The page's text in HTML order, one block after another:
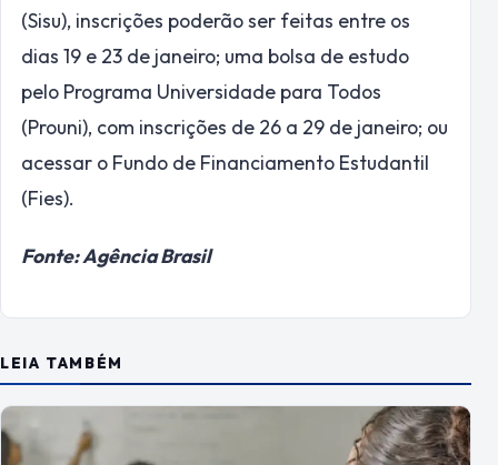
(Sisu), inscrições poderão ser feitas entre os
dias 19 e 23 de janeiro; uma bolsa de estudo
pelo Programa Universidade para Todos
(Prouni), com inscrições de 26 a 29 de janeiro; ou
acessar o Fundo de Financiamento Estudantil
(Fies).
Fonte: Agência Brasil
LEIA TAMBÉM